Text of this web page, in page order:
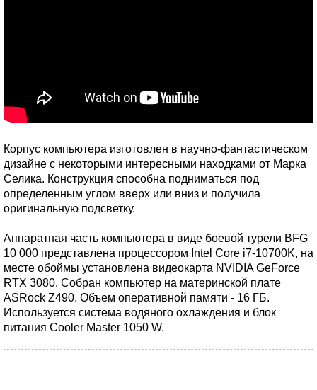
Корпус компьютера изготовлен в научно-фантастическом
дизайне с некоторыми интересными находками от Марка
Селика. Конструкция способна подниматься под
определенным углом вверх или вниз и получила
оригинальную подсветку.
Аппаратная часть компьютера в виде боевой турели BFG
10 000 представлена процессором Intel Core i7-10700K, на
месте обоймы установлена видеокарта NVIDIA GeForce
RTX 3080. Собран компьютер на материнской плате
ASRock Z490. Объем оперативной памяти - 16 ГБ.
Используется система водяного охлаждения и блок
питания Cooler Master 1050 W.